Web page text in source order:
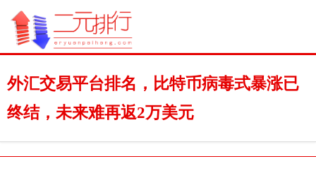
外汇交易平台排名，比特币病毒式暴涨已
终结，未来难再返2万美元